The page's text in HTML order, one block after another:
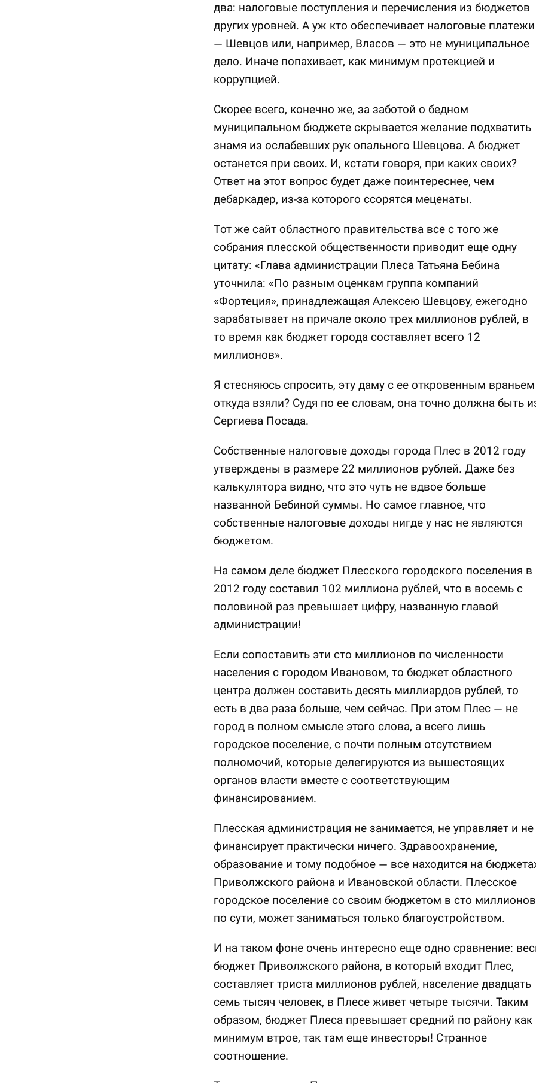
два: налоговые поступления и перечисления из бюджетов
других уровней. А уж кто обеспечивает налоговые платежи
— Шевцов или, например, Власов — это не муниципальное
дело. Иначе попахивает, как минимум протекцией и
коррупцией.
Скорее всего, конечно же, за заботой о бедном
муниципальном бюджете скрывается желание подхватить
знамя из ослабевших рук опального Шевцова. А бюджет
останется при своих. И, кстати говоря, при каких своих?
Ответ на этот вопрос будет даже поинтереснее, чем
дебаркадер, из-за которого ссорятся меценаты.
Тот же сайт областного правительства все с того же
собрания плесской общественности приводит еще одну
цитату: «Глава администрации Плеса Татьяна Бебина
уточнила: «По разным оценкам группа компаний
«Фортеция», принадлежащая Алексею Шевцову, ежегодно
зарабатывает на причале около трех миллионов рублей, в
то время как бюджет города составляет всего 12
миллионов».
Я стесняюсь спросить, эту даму с ее откровенным враньем
откуда взяли? Судя по ее словам, она точно должна быть
Сергиева Посада.
Собственные налоговые доходы города Плес в 2012 году
утверждены в размере 22 миллионов рублей. Даже без
калькулятора видно, что это чуть не вдвое больше
названной Бебиной суммы. Но самое главное, что
собственные налоговые доходы нигде у нас не являются
бюджетом.
На самом деле бюджет Плесского городского поселения в
2012 году составил 102 миллиона рублей, что в восемь с
половиной раз превышает цифру, названную главой
администрации!
Если сопоставить эти сто миллионов по численности
населения с городом Ивановом, то бюджет областного
центра должен составить десять миллиардов рублей, то
есть в два раза больше, чем сейчас. При этом Плес — не
город в полном смысле этого слова, а всего лишь
городское поселение, с почти полным отсутствием
полномочий, которые делегируются из вышестоящих
органов власти вместе с соответствующим
финансированием.
Плесская администрация не занимается, не управляет и не
финансирует практически ничего. Здравоохранение,
образование и тому подобное — все находится на
Приволжского района и Ивановской области. Плесское
городское поселение со своим бюджетом в сто
по сути, может заниматься только благоустройством.
И на таком фоне очень интересно еще одно сравнение:
бюджет Приволжского района, в который входит Плес,
составляет триста миллионов рублей, население двадцать
семь тысяч человек, в Плесе живет четыре тысячи. Таким
образом, бюджет Плеса превышает средний по району как
минимум втрое, так там еще инвесторы! Странное
соотношение.